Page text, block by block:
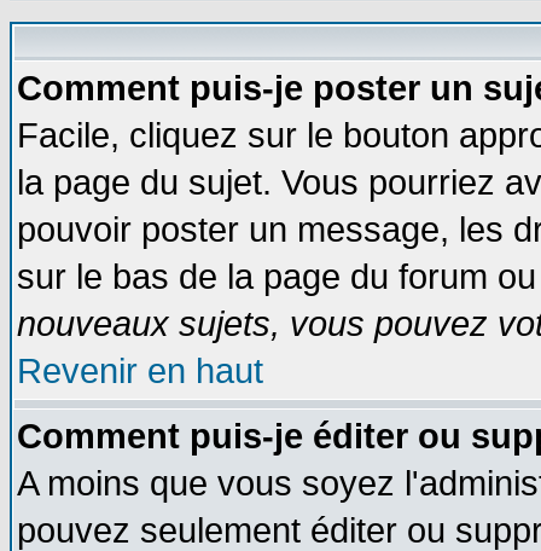
Comment puis-je poster un
Facile, cliquez sur le bouton
la page du sujet. Vous pourriez
pouvoir poster un message, les
sur le bas de la page du forum
nouveaux sujets, vous pouvez
Revenir en haut
Comment puis-je éditer ou
A moins que vous soyez
pouvez seulement éditer ou